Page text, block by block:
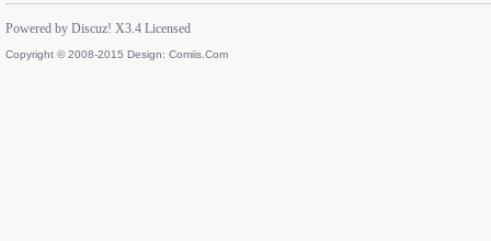
Powered by Discuz! X3.4 Licensed
Copyright © 2008-2015 Design: Comiis.Com